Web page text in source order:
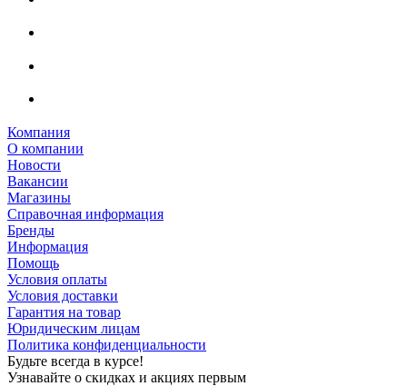
Компания
О компании
Новости
Вакансии
Магазины
Справочная информация
Бренды
Информация
Помощь
Условия оплаты
Условия доставки
Гарантия на товар
Юридическим лицам
Политика конфиденциальности
Будьте всегда в курсе!
Узнавайте о скидках и акциях первым